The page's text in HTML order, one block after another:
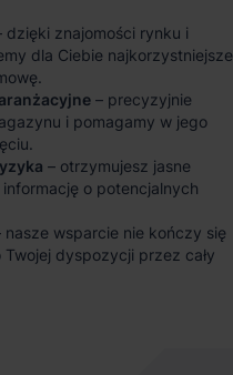
dzięki znajomości rynku i
dla Ciebie najkorzystniejsze
– precyzyjnie
i pomagamy w jego
– otrzymujesz jasne
o potencjalnych
nasze wsparcie nie kończy się
dyspozycji przez cały